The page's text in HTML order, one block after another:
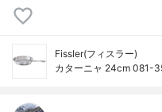
Fissler(フィスラー)
カターニャ 24cm 081-